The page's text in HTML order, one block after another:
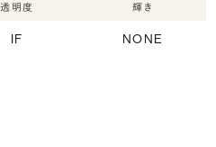
透明度
IF
輝き
NONE